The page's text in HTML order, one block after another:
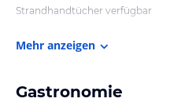
Strandhandtücher verfügbar
Mehr anzeigen
Gastronomie